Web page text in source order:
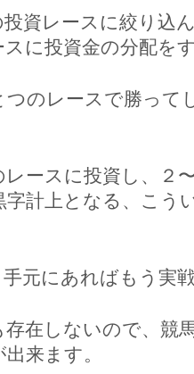
投資レースに絞り込
に投資金の分配を
つのレースで勝って
レースに投資し、２
計上となる、こう
元にあればもう実
在しないので、競
来ます。